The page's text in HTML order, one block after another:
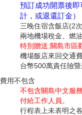
預訂成功開票後
計，或退還訂金）
三晚住宿含飯店(2次
兩地機場稅金、燃油
特別贈送:關島市區
機場飯店來回交通費
台幣500萬責任險
費用不包含
不包含關島中文服
付給工作人員。
行程表上未表明之